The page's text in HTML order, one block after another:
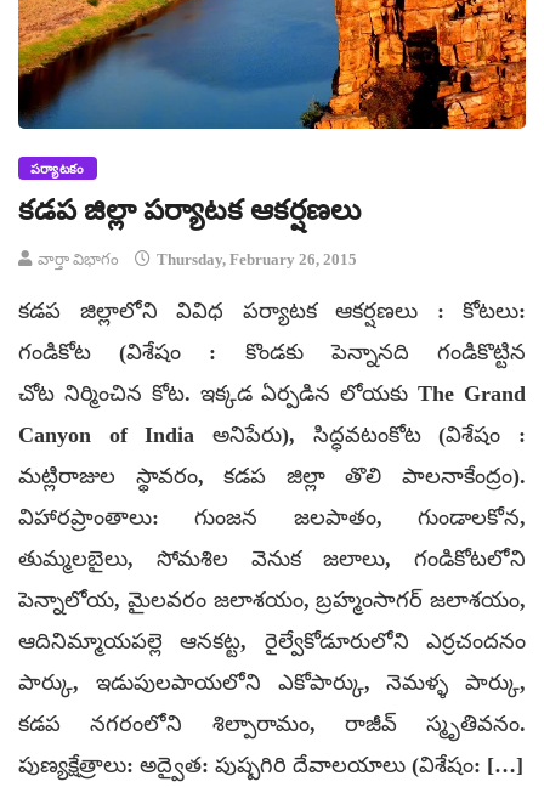
పర్యాటకం
కడప జిల్లా పర్యాటక ఆకర్షణలు
వార్తా విభాగం Thursday, February 26, 2015
కడప జిల్లాలోని వివిధ పర్యాటక ఆకర్షణలు : కోటలు:
గండికోట (విశేషం : కొండకు పెన్నానది గండికొట్టిన
చోట నిర్మించిన కోట. ఇక్కడ ఏర్పడిన లోయకు The Grand
Canyon of India అనిపేరు), సిద్ధవటంకోట (విశేషం :
మట్లిరాజుల స్థావరం, కడప జిల్లా తొలి పాలనాకేంద్రం).
విహారప్రాంతాలు: గుంజన జలపాతం, గుండాలకోన,
తుమ్మలబైలు, సోమశిల వెనుక జలాలు, గండికోటలోని
పెన్నాలోయ, మైలవరం జలాశయం, బ్రహ్మంసాగర్ జలాశయం,
ఆదినిమ్మాయపల్లె ఆనకట్ట, రైల్వేకోడూరులోని ఎర్రచందనం
పార్కు, ఇడుపులపాయలోని ఎకోపార్కు, నెమళ్ళ పార్కు,
కడప నగరంలోని శిల్పారామం, రాజీవ్ స్మృతివనం.
పుణ్యక్షేత్రాలు: అద్వైత: పుష్పగిరి దేవాలయాలు (విశేషం: […]